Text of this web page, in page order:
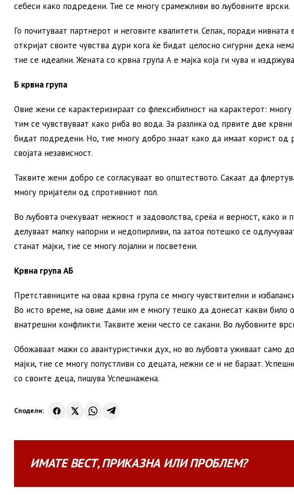
себеси како подредени. Тие се многу срамежливи во љубовните врски.
Го почитуваат партнерот и неговите квалитети. Сепак, поради
откријат своите чувства дури кога ќе бидат целосно сигурни дека
тие се идеални. Жената со крвна група А е мајка која ги чува и
Б крвна група
Овие жени се карактеризираат со флексибилност на карактерот:
тим се чувствуваат како риба во вода. За разлика од првите две
бидат подредени. Но, тие многу добро знаат како да имаат корист од
својата независност.
Таквите жени добро се согласуваат во општеството. Сакаат да
многу пријатели од спротивниот пол.
Во љубовта очекуваат нежност и задоволства, среќа и верност, како и
делуваат малку напорни и недопирливи, па затоа потешко се
станат мајки, тие се многу лојални и посветени.
Крвна група АБ
Претставниците на оваа крвна група се многу чувствителни и
Во исто време, на овие дами им е многу тешко да донесат какви било
внатрешни конфликти. Таквите жени често се сакани. Во љубовните
Обожаваат мажи со авантуристички дух, но во љубовта уживаат само
мајки, тие се многу попустливи со децата, нежни се и не бараат.
со своите деца, пишува Успешнажена.
Сподели:
ИМАТЕВЕСТ,ПРИКАЗНА ИЛИПРОБЛЕМ?